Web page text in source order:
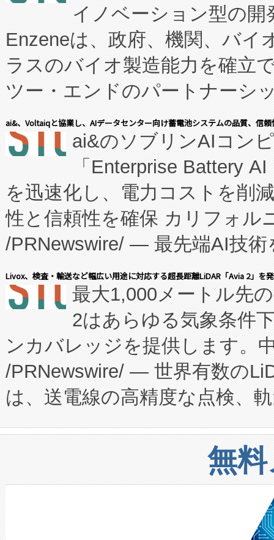
イノベーション型の
Enzeneは、政府、機関、バイ
ラスのバイオ製造能力を確立
ツー・エンドのパートナーシ
表しました。 同社の実績ある
manufacturing™ (FCCM™) プ
たNeXは、バイオ医薬品製造
従来のフェッドバッチ施設の
に、患者やサプライチェーン
キー方式で拡張性が高く、持
す。FCCM‑を活用した現地生
患者にとっての費用負担を大
のアクセスを大幅に拡大する
Fully-Connected Continuous
プログラムには、施設設計・
に関する技術移転および知的
構造化トレーニングカリキュ
上げおよび商用化段階におけ
設備整備および立ち上げ調整
加組織は、Enzeneのバイオ
選定された製品について、自
ai&、Voltaiqと協業し、AIデータセンター向け蓄電池システムの品質、信
ai&のソブリンAIコン
「Enterprise Battery
を迅速化し、電力コストを削
性と信頼性を確保 カリフォル
/PRNewswire/ — 最先端AI技術
会社エーアイ・アンド：本社
President原信平）と、エンタ
ードするVoltaiqは、日本にあ
ーエネルギー貯蔵システム（
た。 Voltaiq独自のAI搭載プラ
定、統合、導入、運用に至る
安全性を追跡し、確保する事
増加しているデータセンター
る電力網に大きな負担をかけ
事業者の負担軽減という課題
系統連系を迅速にし、ピーク
Livox、検査・輸送など幅広い用途に対応する超長距離LiDAR「Avia 2」を
最大1,000メートル先
2はあらゆる気象条件
ンカバレッジを提供します。
/PRNewswire/ — 世界有数の
は、送電線の高精度な点検、
や穀物倉庫におけるバルク材
リューション「Avia 2」を発
したAvia 2は、1,000メート
狭視野のFOVを切り替えるこ
ケーブル、枝などの細かな対
無